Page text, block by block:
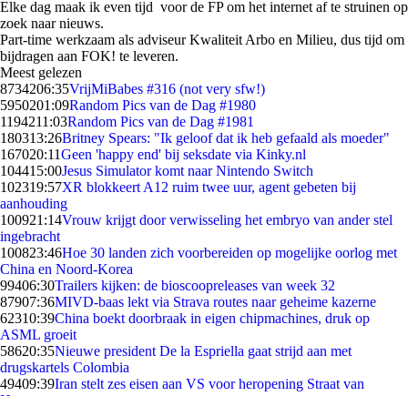
Elke dag maak ik even tijd voor de FP om het internet af te struinen op
zoek naar nieuws.
Part-time werkzaam als adviseur Kwaliteit Arbo en Milieu, dus tijd om
bijdragen aan FOK! te leveren.
Meest gelezen
8734206:35VrijMiBabes #316 (not very sfw!)
5950201:09Random Pics van de Dag #1980
1194211:03Random Pics van de Dag #1981
180313:26Britney Spears: "Ik geloof dat ik heb gefaald als moeder"
167020:11Geen 'happy end' bij seksdate via Kinky.nl
104415:00Jesus Simulator komt naar Nintendo Switch
102319:57XR blokkeert A12 ruim twee uur, agent gebeten bij
aanhouding
100921:14Vrouw krijgt door verwisseling het embryo van ander stel
ingebracht
100823:46Hoe 30 landen zich voorbereiden op mogelijke oorlog met
China en Noord-Korea
99406:30Trailers kijken: de bioscoopreleases van week 32
87907:36MIVD-baas lekt via Strava routes naar geheime kazerne
62310:39China boekt doorbraak in eigen chipmachines, druk op
ASML groeit
58620:35Nieuwe president De la Espriella gaat strijd aan met
drugskartels Colombia
49409:39Iran stelt zes eisen aan VS voor heropening Straat van